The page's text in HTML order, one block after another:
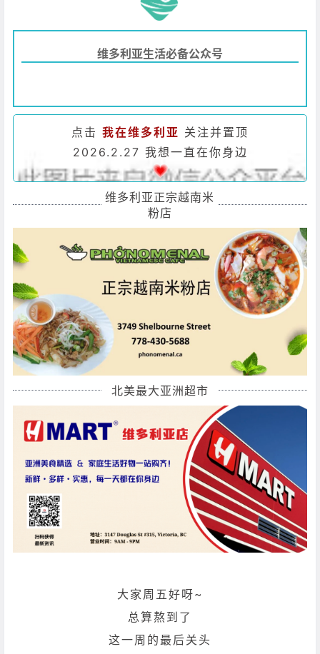
维多利亚生活必备公众号
点击 我在维多利亚 关注并置顶
2026.2.27 我想一直在你身边
维多利亚正宗越南米
粉店
北美最大亚洲超市
大家周五好呀~
总算熬到了
这一周的最后关头